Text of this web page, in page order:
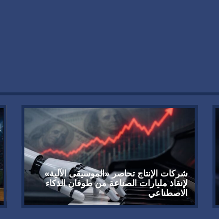
شركات الإنتاج تحاصر «الموسيقى الآلية»
لإنقاذ مليارات الصناعة من طوفان الذكاء
الاصطناعي